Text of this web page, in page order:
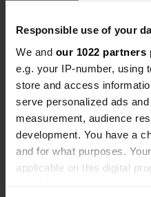
Responsible use of your
We and our 1022 partners
e.g. your IP-number, using
store and access
serve personalized ads
measurement, audience
development. You have a
and for what purposes.
applicable on this digital
alentours. Le camping-
semble que certains
soient encore en
se trouve également
Es-tu
Contact
Emplacement